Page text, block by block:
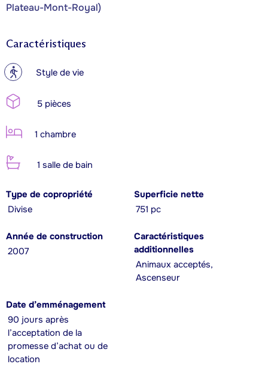
Plateau-Mont-Royal)
Caractéristiques
? Style de vie
5 pièces
1 chambre
1 salle de bain
Type de copropriété
Divise
Superficie nette
751 pc
Année de construction
2007
Caractéristiques
additionnelles
Animaux acceptés,
Ascenseur
Date d’emménagement
90 jours après
l’acceptation de la
promesse d’achat ou de
location